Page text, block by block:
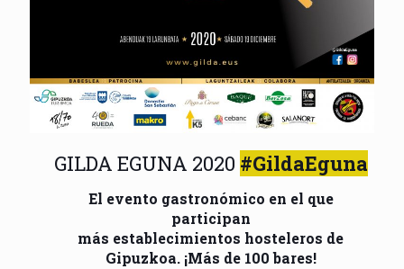
GILDA EGUNA 2020 #GildaEguna
El evento gastronómico en el que
participan
más establecimientos hosteleros de
Gipuzkoa. ¡Más de 100 bares!